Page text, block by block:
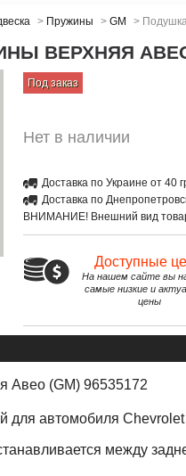
> Пружины > GM >
ВЕРХНЯЯ АВЕО
Под заказ
Нет в наличии
Доставка по Украине от 40
Доставка по
ВНИМАНИЕ! Внешний вид
Доступные
На нашем сайте вы
самые низкие и
цены
Авео (GM) 96535172
для автомобиля Chevrolet
между